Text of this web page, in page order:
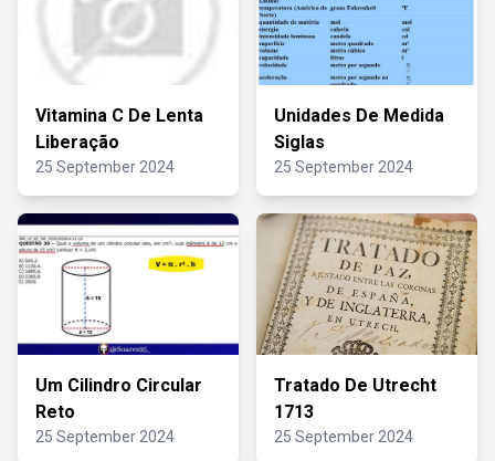
Vitamina C De Lenta
Liberação
25 September 2024
Unidades De Medida
Siglas
25 September 2024
Um Cilindro Circular
Reto
25 September 2024
Tratado De Utrecht
1713
25 September 2024